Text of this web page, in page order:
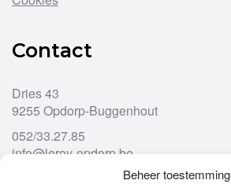
Beheer toestemming
Contact
Dries 43
9255 Opdorp-Buggenhout
052/33.27.85
info@leroy-opdorp.be